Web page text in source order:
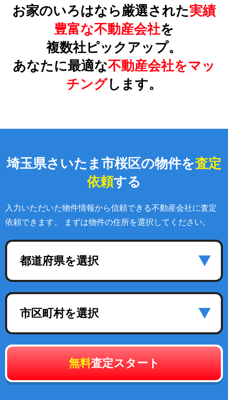
お家のいろはなら厳選された実績
豊富な不動産会社を
複数社ピックアップ。
あなたに最適な不動産会社をマッ
チングします。
埼玉県さいたま市桜区の物件を査定
依頼する
入力いただいた物件情報から信頼できる不動産会社に査定
依頼できます。 まずは物件の住所を選択してください。
都道府県を選択
市区町村を選択
無料査定スタート